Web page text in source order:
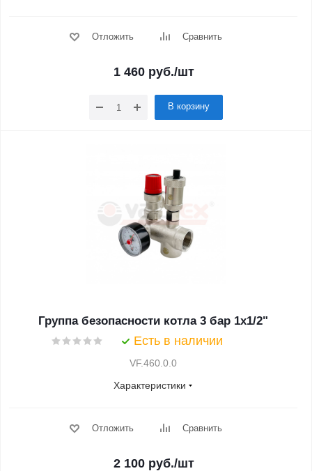
Отложить Сравнить
1 460руб./шт
В корзину
Группа безопасности котла 3 бар 1х1/2"
Есть в наличии
VF.460.0.0
Характеристики
Отложить Сравнить
2 100руб./шт